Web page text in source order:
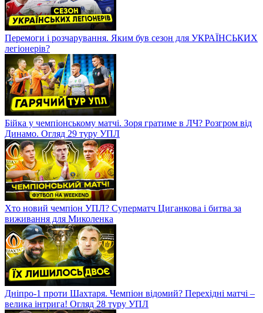
Перемоги і розчарування. Яким був сезон для УКРАЇНСЬКИХ
легіонерів?
Бійка у чемпіонському матчі. Зоря гратиме в ЛЧ? Розгром від
Динамо. Огляд 29 туру УПЛ
Хто новий чемпіон УПЛ? Суперматч Циганкова і битва за
виживання для Миколенка
Дніпро-1 проти Шахтаря. Чемпіон відомий? Перехідні матчі –
велика інтрига! Огляд 28 туру УПЛ